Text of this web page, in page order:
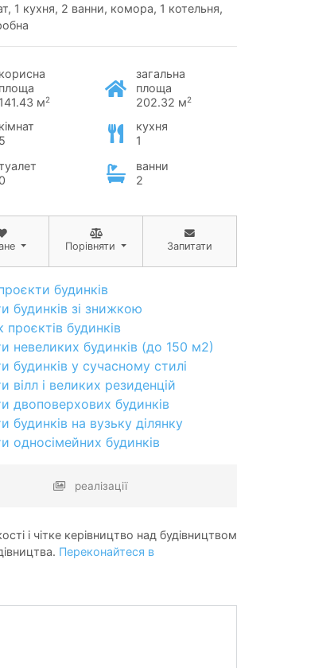
1 кухня, 2 ванни, комора, 1 котельня,
корисна
площа
141.43 м2
загальна
площа
202.32 м2
кімнат
5
кухня
1
0
ванни
2
Порівняти Запитати
будинків
будинків зі знижкою
проєктів будинків
невеликих будинків (до 150 м2)
будинків у сучасному стилі
вілл і великих резиденцій
двоповерхових будинків
будинків на вузьку ділянку
односімейних будинків
реалізації
і чітке керівництво над будівництвом
Переконайтеся в